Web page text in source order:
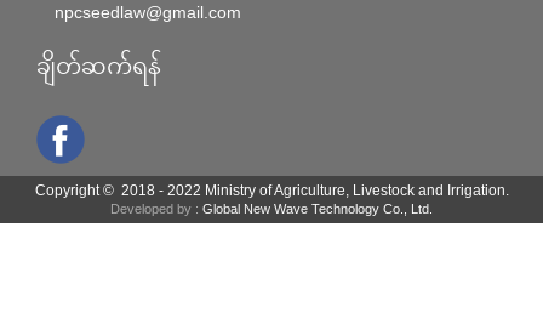
npcseedlaw@gmail.com
ချိတ်ဆက်ရန်
Copyright © 2018 - 2022 Ministry of Agriculture, Livestock and Irrigation.
Developed by : Global New Wave Technology Co., Ltd.